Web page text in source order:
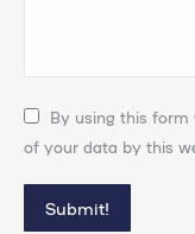
By using this form
of your data by this
Submit!